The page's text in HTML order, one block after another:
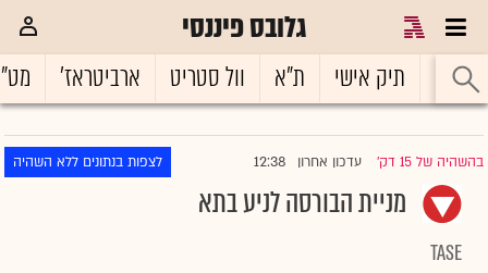
גלובס פיננסי
ראשי תיק אישי ת"א וול סטריט ארביטראז'
בהשהיה של 15 דק' |עדכון אחרון 12:38 לצפות בנתונים ללא השהיה
מניית הבורסה לניע בתא
TASE